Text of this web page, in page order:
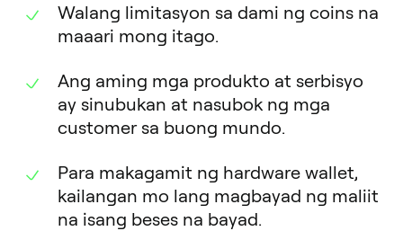
Walang limitasyon sa dami ng coins na
maaari mong itago.
Ang aming mga produkto at serbisyo
ay sinubukan at nasubok ng mga
customer sa buong mundo.
Para makagamit ng hardware wallet,
kailangan mo lang magbayad ng maliit
na isang beses na bayad.